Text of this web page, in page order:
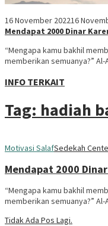
16 November 202216
Mendapat 2000 Dinar
“Mengapa kamu bakhil
memberikan semuanya?”
INFO TERKAIT
Tag: hadiah
Motivasi SalafSedekah
Mendapat 2000
“Mengapa kamu bakhil
memberikan semuanya?”
Tidak Ada Pos Lagi.